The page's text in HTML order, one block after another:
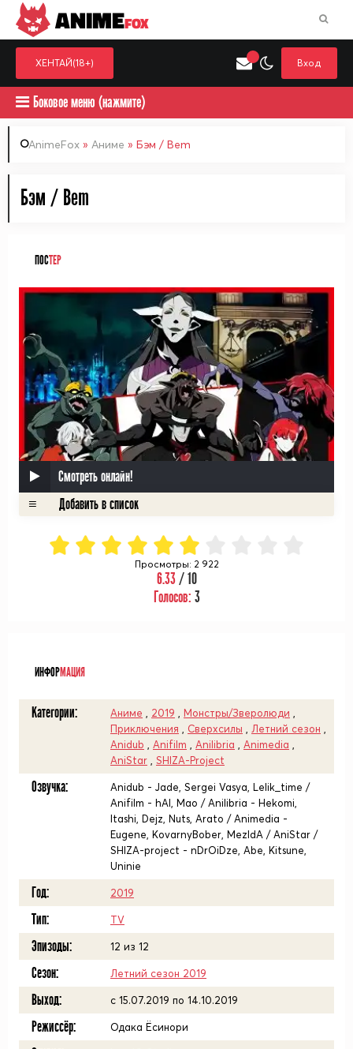
Выберите одну категорию для поиска
ANIMEFOX
ХЕНТАЙ(18+) Вход
Боковое меню (нажмите)
AnimeFox » Аниме » Бэм / Bem
Бэм / Bem
ПОСТЕР
Смотреть онлайн!
Просмотры: 2 922
6.33/ 10
Голосов: 3
ИНФОРМАЦИЯ
Категории: Аниме 2019 Монстры/Зверолюди
Приключения
Сверхсилы Летний сезон
Anidub
Anifilm Anilibria Animedia
AniStar
SHIZA-Project
Озвучка:
Anidub - Jade, Sergei Vasya, Lelik_time /
Anifilm - hAl, Mao / Anilibria - Hekomi,
Itashi, Dejz, Nuts, Arato / Animedia -
Eugene, KovarnyBober, MezIdA / AniStar /
SHIZA-project - nDrOiDze, Abe, Kitsune,
Uninie
Год: 2019
Тип: TV
Эпизоды: 12 из 12
Сезон: Летний сезон 2019
Выход: c 15.07.2019 по 14.10.2019
Режиссёр: Одака Ёсинори